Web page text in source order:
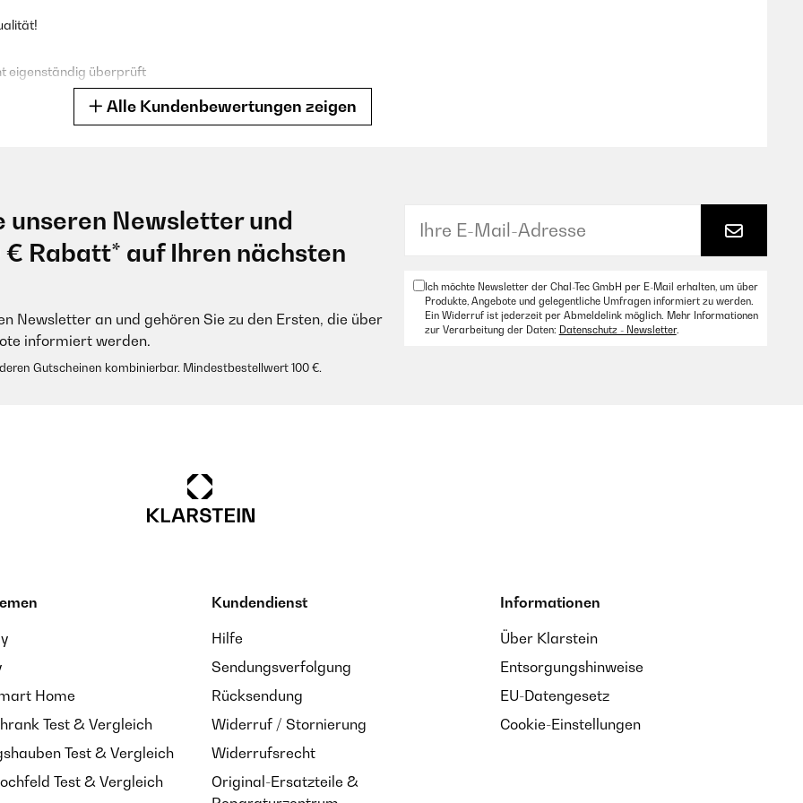
eigenständig überprüft
eigenständig überprüft
Sie scheinen sehr wertig und haltbar zu sein. Der Preis ist nicht gerade klein, aber die Auflagen sind top.
reinigen ( kann ich bestätigen nachdem bereits Vögel ziemlich was darauf hinterlassen haben :-( . Foto nach Reinigung ...
Alle Kundenbewertungen zeigen
unseren Newsletter und
€ Rabatt* auf Ihren nächsten
Newsletter an und gehören Sie zu den Ersten, die über
informiert werden.
Gutscheinen kombinierbar. Mindestbestellwert 100 €.
Ich möchte Newsletter der Chal-Tec GmbH per E-Mail erhalten, um über
Produkte, Angebote und gelegentliche Umfragen informiert zu werden.
Ein Widerruf ist jederzeit per Abmeldelink möglich. Mehr Informationen
zur Verarbeitung der Daten: Datenschutz - Newsletter.
Home
Test & Vergleich
Test & Vergleich
Test & Vergleich
Kundendienst
Hilfe
Sendungsverfolgung
Rücksendung
Widerruf / Stornierung
Widerrufsrecht
Original-Ersatzteile &
Informationen
Über Klarstein
Entsorgungshinweise
EU-Datengesetz
Cookie-Einstellungen